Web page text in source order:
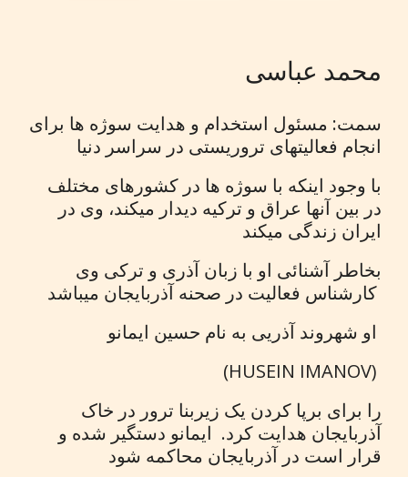
محمد عباسی
سمت: مسئول استخدام و هدایت سوژه ها برای
انجام فعالیتهای تروریستی در سراسر دنیا
با وجود اینکه با سوژه ها در کشورهای مختلف
در بین آنها عراق و ترکیه دیدار میکند، وی در
ایران زندگی میکند
بخاطر آشنائی او با زبان آذری و ترکی وی
کارشناس فعالیت در صحنه آذربایجان میباشد
(HUSEIN IMANOV)
را برای برپا کردن یک زیربنا ترور در خاک
آذربایجان هدایت کرد. ایمانو دستگیر شده و
قرار است در آذربایجان محاکمه شود